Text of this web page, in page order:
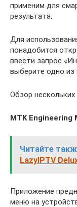
применим для
результата.
Для
понадобится
ввести запрос
выберите одно из
Обзор
MTK Engineering
Читайте
LazyIPTV
Приложение
меню на